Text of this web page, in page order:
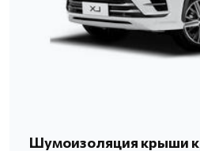
Шумоизоляция крыши